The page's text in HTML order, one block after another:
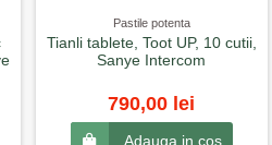
Pastile potenta
Tianli tablete, Toot UP, 10 cutii,
Sanye Intercom
790,00 lei
Adauga in cos